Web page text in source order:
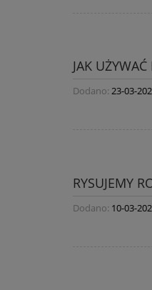
JAK
Dodano: 23-03-
RYSUJEMY
Dodano: 10-03-